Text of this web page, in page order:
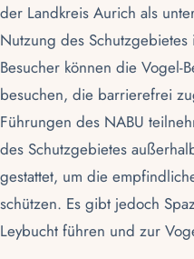
der Landkreis Aurich als
Nutzung des
Besucher können die Vogel-
besuchen, die barrierefrei
Führungen des NABU
des Schutzgebietes
gestattet, um die
schützen. Es gibt jedoch
Leybucht führen und zur